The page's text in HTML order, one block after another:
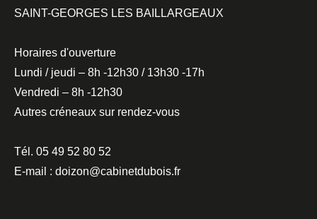
SAINT-GEORGES LES BAILLARGEAUX
Horaires d'ouverture
Lundi / jeudi – 8h -12h30 / 13h30 -17h
Vendredi – 8h -12h30
Autres créneaux sur rendez-vous
Tél. 05 49 52 80 52
E-mail : doizon@cabinetdubois.fr